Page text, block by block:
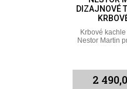
DIZAJNOVÉ
Krbové
Nestor Martin
2